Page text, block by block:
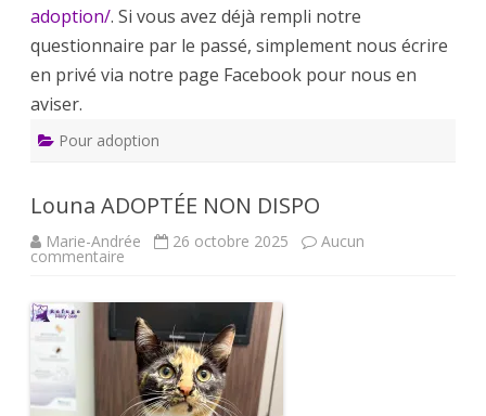
adoption/. Si vous avez déjà rempli notre
questionnaire par le passé, simplement nous écrire
en privé via notre page Facebook pour nous en
aviser.
Pour adoption
Louna ADOPTÉE NON DISPO
Marie-Andrée 26 octobre 2025 Aucun
commentaire
NON
DISPO